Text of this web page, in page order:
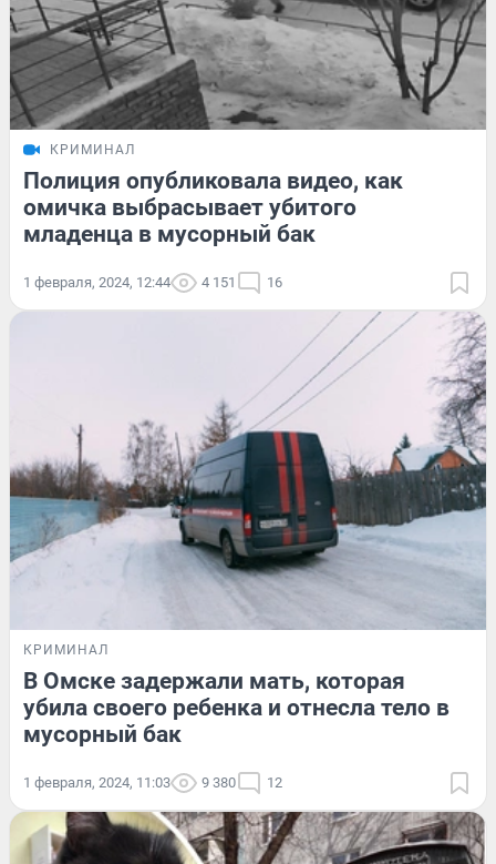
КРИМИНАЛ
Полиция опубликовала видео, как
омичка выбрасывает убитого
младенца в мусорный бак
1 февраля, 2024, 12:44 4 151 16
КРИМИНАЛ
В Омске задержали мать, которая
убила своего ребенка и отнесла тело в
мусорный бак
1 февраля, 2024, 11:03 9 380 12